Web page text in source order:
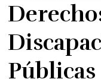
Públicas